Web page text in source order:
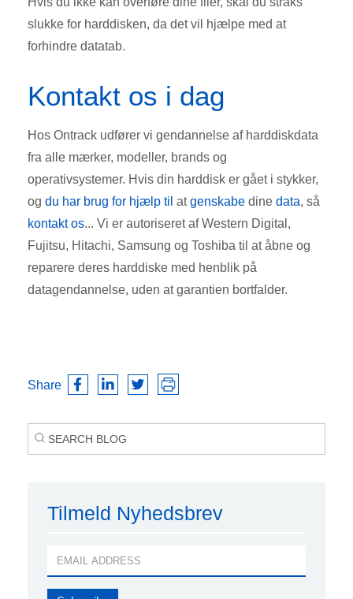
slukke for harddisken, da det vil hjælpe med at
forhindre datatab.
Kontakt os i dag
Hos Ontrack udfører vi gendannelse af harddiskdata
fra alle mærker, modeller, brands og
operativsystemer. Hvis din harddisk er gået i stykker,
og du har brug for hjælp til atgenskabe dine data, så
kontakt os... Vi er autoriseret af Western Digital,
Fujitsu, Hitachi, Samsung og Toshiba til at åbne og
reparere deres harddiske med henblik på
datagendannelse, uden at garantien bortfalder.
Share
Tilmeld Nyhedsbrev